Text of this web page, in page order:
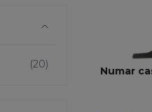
Numar